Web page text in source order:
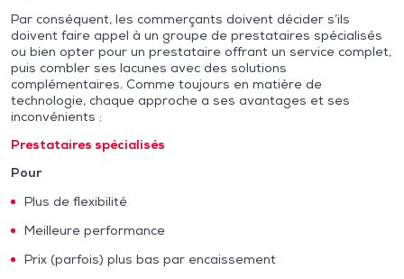
Par conséquent, les commerçants doivent décider s’ils
doivent faire appel à un groupe de prestataires spécialisés
ou bien opter pour un prestataire offrant un service complet,
puis combler ses lacunes avec des solutions
complémentaires. Comme toujours en matière de
technologie, chaque approche a ses avantages et ses
inconvénients :
Prestataires spécialisés
Pour
Plus de flexibilité
Meilleure performance
Prix (parfois) plus bas par encaissement